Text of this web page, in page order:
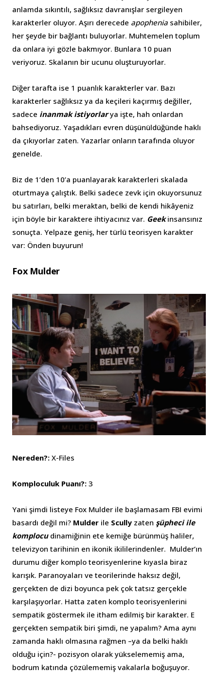
anlamda sıkıntılı, sağlıksız davranışlar sergileyen
karakterler oluyor. Aşırı derecede apophenia sahibiler,
her şeyde bir bağlantı buluyorlar. Muhtemelen toplum
da onlara iyi gözle bakmıyor. Bunlara 10 puan
veriyoruz. Skalanın bir ucunu oluşturuyorlar.
Diğer tarafta ise 1 puanlık karakterler var. Bazı
karakterler sağlıksız ya da keçileri kaçırmış değiller,
sadece inanmak istiyorlarya işte, hah onlardan
bahsediyoruz. Yaşadıkları evren düşünüldüğünde haklı
da çıkıyorlar zaten. Yazarlar onların tarafında oluyor
genelde.
Biz de 1’den 10’a puanlayarak karakterleri skalada
oturtmaya çalıştık. Belki sadece zevk için okuyorsunuz
bu satırları, belki meraktan, belki de kendi hikâyeniz
için böyle bir karaktere ihtiyacınız var. Geekinsansınız
sonuçta. Yelpaze geniş, her türlü teorisyen karakter
var: Önden buyurun!
Fox Mulder
Nereden?: X-Files
Komploculuk Puanı?: 3
Yani şimdi listeye Fox Mulder ile başlamasam FBI evimi
basardı değil mi? Mulder ile Scully zaten şüpheci ile
komplocudinamiğinin ete kemiğe bürünmüş haliler,
televizyon tarihinin en ikonik ikililerindenler. Mulder’ın
durumu diğer komplo teorisyenlerine kıyasla biraz
karışık. Paranoyaları ve teorilerinde haksız değil,
gerçekten de dizi boyunca pek çok tatsız gerçekle
karşılaşıyorlar. Hatta zaten komplo teorisyenlerini
sempatik göstermek ile itham edilmiş bir karakter. E
gerçekten sempatik biri şimdi, ne yapalım? Ama aynı
zamanda haklı olmasına rağmen –ya da belki haklı
olduğu için?- pozisyon olarak yükselememiş ama,
bodrum katında çözülememiş vakalarla boğuşuyor.